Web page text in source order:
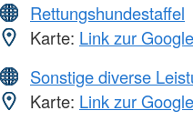
Rettungshundestaffel
Karte: Link zur
Sonstige diverse
Karte: Link zur